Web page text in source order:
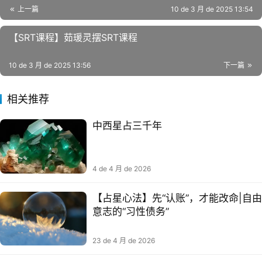
上一篇 10 de 3 月 de 2025 13:54
【SRT课程】茹瑗灵摆SRT课程
下一篇
10 de 3 月 de 2025 13:56
相关推荐
中西星占三千年
4 de 4 月 de 2026
【占星心法】先“认账”，才能改命|自由
意志的“习性债务”
23 de 4 月 de 2026